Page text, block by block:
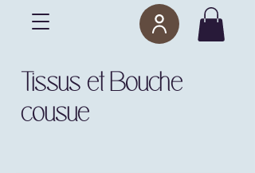
Tissus et Bouche
cousue